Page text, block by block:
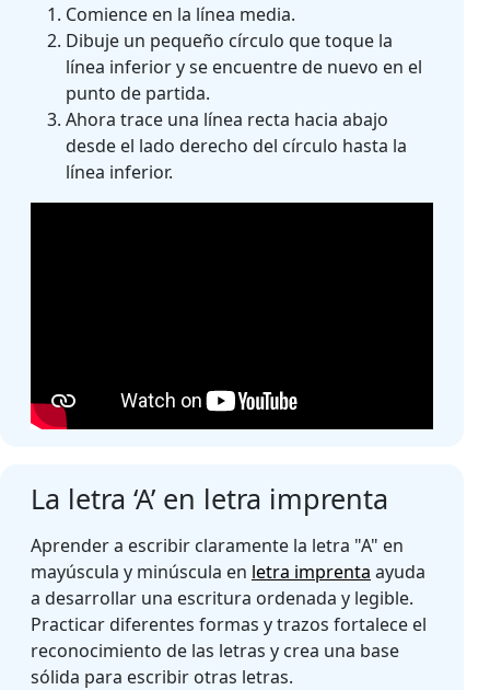
Comience en la línea media.
Dibuje un pequeño círculo que toque la
línea inferior y se encuentre de nuevo en el
punto de partida.
Ahora trace una línea recta hacia abajo
desde el lado derecho del círculo hasta la
línea inferior.
La letra ‘A’ en letra imprenta
Aprender a escribir claramente la letra "A" en
mayúscula y minúscula en letra imprenta ayuda
a desarrollar una escritura ordenada y legible.
Practicar diferentes formas y trazos fortalece el
reconocimiento de las letras y crea una base
sólida para escribir otras letras.